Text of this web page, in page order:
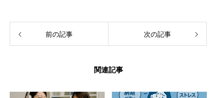
前の記事 次の記事
関連記事